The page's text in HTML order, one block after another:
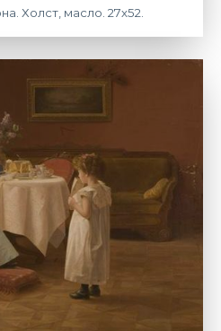
Холст, масло. 27х52.